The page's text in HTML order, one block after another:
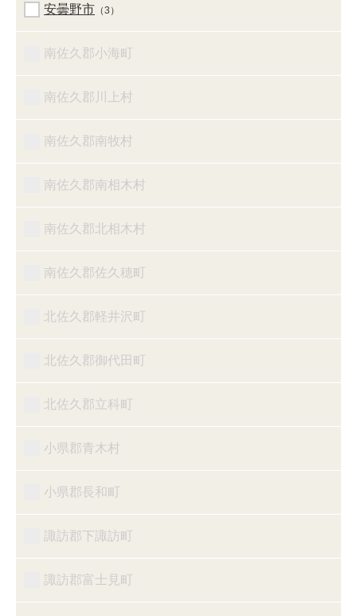
安曇野市 （3）
南佐久郡小海町
南佐久郡川上村
南佐久郡南牧村
南佐久郡南相木村
南佐久郡北相木村
南佐久郡佐久穂町
北佐久郡軽井沢町
北佐久郡御代田町
北佐久郡立科町
小県郡青木村
小県郡長和町
諏訪郡下諏訪町
諏訪郡富士見町